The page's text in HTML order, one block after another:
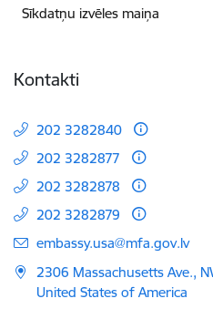
Sīkdatņu izvēles maiņa
Kontakti
202 3282840
202 3282877
202 3282878
202 3282879
E-pasts:
embassy.usa@mfa.gov.lv
2306 Massachusetts Ave.,
United States of America